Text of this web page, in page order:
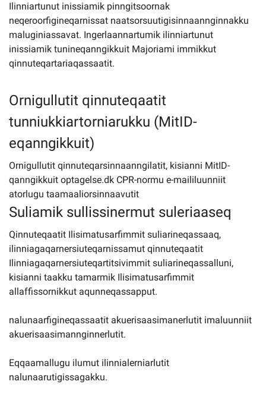
Ilinniartunut inissiamik pinngitsoornak
neqeroorfigineqarnissat naatsorsuutigisinnaannginnakku
maluginiassavat. Ingerlaannartumik ilinniartunut
inissiamik tunineqanngikkuit Majoriami immikkut
qinnuteqartariaqassaatit.
Ornigullutit qinnuteqaatit
tunniukkiartorniarukku (MitID-
eqanngikkuit)
Ornigullutit qinnuteqarsinnaanngilatit, kisianni MitID-
qanngikkuit optagelse.dk CPR-normu e-maililuunniit
atorlugu taamaaliorsinnaavutit
Suliamik sullissinermut suleriaaseq
Qinnuteqaatit Ilisimatusarfimmit suliarineqassaaq,
ilinniagaqarnersiuteqarnissamut qinnuteqaatit
Ilinniagaqarnersiuteqartitsivimmit suliarineqassalluni,
kisianni taakku tamarmik Ilisimatusarfimmit
allaffissornikkut aqunneqassapput.
nalunaarfigineqassaatit akuerisaasimanerlutit imaluunniit
akuerisaasimannginnerlutit.
Eqqaamallugu ilumut ilinnialerniarlutit
nalunaarutigissagakku.